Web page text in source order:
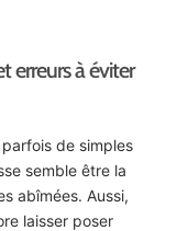
erreurs à éviter
de simples
semble être la
abîmées. Aussi,
laisser poser